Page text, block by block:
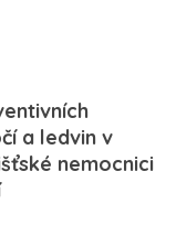
a ledvin v
nemocnici